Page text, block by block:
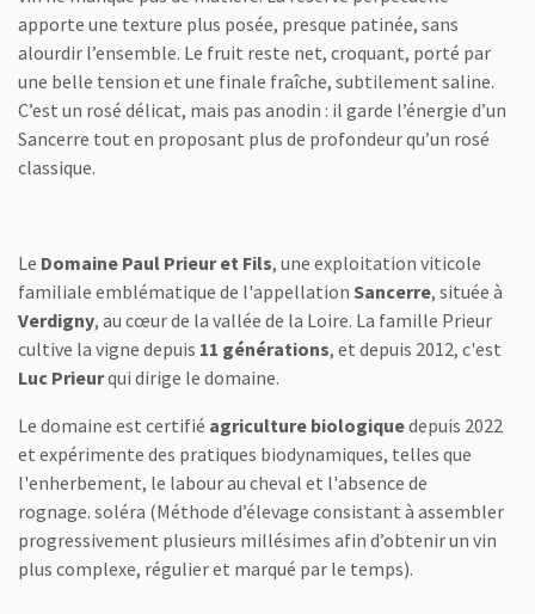
apporte une texture plus posée, presque patinée, sans
alourdir l’ensemble. Le fruit reste net, croquant, porté par
une belle tension et une finale fraîche, subtilement saline.
C’est un rosé délicat, mais pas anodin : il garde l’énergie d’un
Sancerre tout en proposant plus de profondeur qu’un rosé
classique.
Le Domaine Paul Prieur et Fils, une exploitation viticole
familiale emblématique de l'appellation Sancerre, située à
Verdigny, au cœur de la vallée de la Loire. La famille Prieur
cultive la vigne depuis 11 générations, et depuis 2012, c'est
Luc Prieurqui dirige le domaine.
Le domaine est certifié agriculture biologiquedepuis 2022
et expérimente des pratiques biodynamiques, telles que
l'enherbement, le labour au cheval et l'absence de
rognage. soléra (Méthode d’élevage consistant à assembler
progressivement plusieurs millésimes afin d’obtenir un vin
plus complexe, régulier et marqué par le temps).